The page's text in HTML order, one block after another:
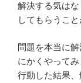
解決する気は
してもらうこ
問題を本当に
にかくやってみ
行動した結果